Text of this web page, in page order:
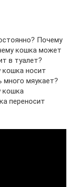
Почему
кошка может
в туалет?
носит
много мяукает?
кошка
переносит